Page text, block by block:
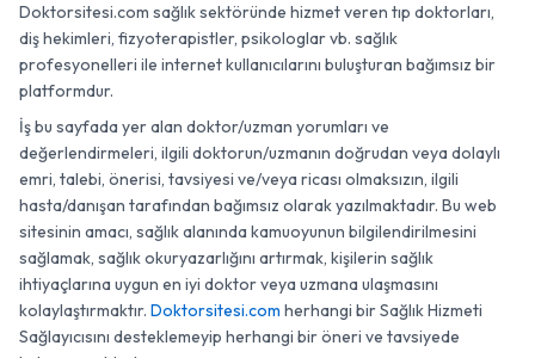
Doktorsitesi.com sağlık sektöründe hizmet veren tıp doktorları,
diş hekimleri, fizyoterapistler, psikologlar vb. sağlık
profesyonelleri ile internet kullanıcılarını buluşturan bağımsız bir
platformdur.
İş bu sayfada yer alan doktor/uzman yorumları ve
değerlendirmeleri, ilgili doktorun/uzmanın doğrudan veya dolaylı
emri, talebi, önerisi, tavsiyesi ve/veya ricası olmaksızın, ilgili
hasta/danışan tarafından bağımsız olarak yazılmaktadır. Bu web
sitesinin amacı, sağlık alanında kamuoyunun bilgilendirilmesini
sağlamak, sağlık okuryazarlığını artırmak, kişilerin sağlık
ihtiyaçlarına uygun en iyi doktor veya uzmana ulaşmasını
kolaylaştırmaktır. Doktorsitesi.com herhangi bir Sağlık Hizmeti
Sağlayıcısını desteklemeyip herhangi bir öneri ve tavsiyede